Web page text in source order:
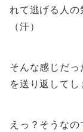
れて逃げる人
（汗）
そんな感じだ
を送り返してし
えっ？そうなの